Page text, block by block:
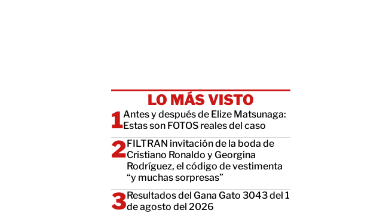
LO MÁS VISTO
Antes y después de Elize Matsunaga:
Estas son FOTOS reales del caso
FILTRAN invitación de la boda de
Cristiano Ronaldo y Georgina
Rodríguez, el código de vestimenta
“y muchas sorpresas”
Resultados del Gana Gato 3043 del 1
de agosto del 2026